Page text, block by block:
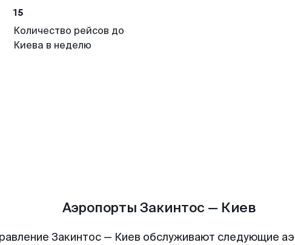
15
Количество рейсов до
Киева в неделю
Аэропорты Закинтос — Киев
Закинтос — Киев обслуживают следующие